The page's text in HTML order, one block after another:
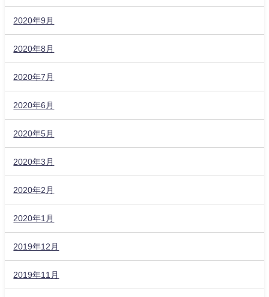
2020年9月
2020年8月
2020年7月
2020年6月
2020年5月
2020年3月
2020年2月
2020年1月
2019年12月
2019年11月